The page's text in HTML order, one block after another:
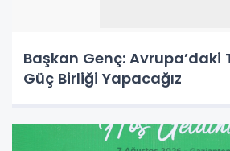
Başkan Genç:
Güç Birliği Yapacağız